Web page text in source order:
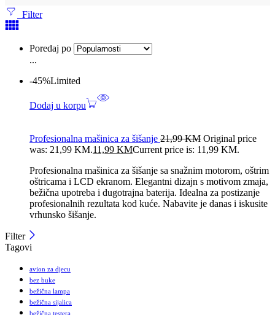
Filter
Poredaj po
...
-45%Limited
Dodaj u korpu
Profesionalna mašinica za šišanje 21,99KM Original price
was: 21,99 KM.11,99 KMCurrent price is: 11,99 KM.
Profesionalna mašinica za šišanje sa snažnim motorom, oštrim
oštricama i LCD ekranom. Elegantni dizajn s motivom zmaja,
bežična upotreba i dugotrajna baterija. Idealna za postizanje
profesionalnih rezultata kod kuće. Nabavite je danas i iskusite
vrhunsko šišanje.
Filter
Tagovi
avion za djecu
bez buke
bežična lampa
bežična sijalica
bežična testera